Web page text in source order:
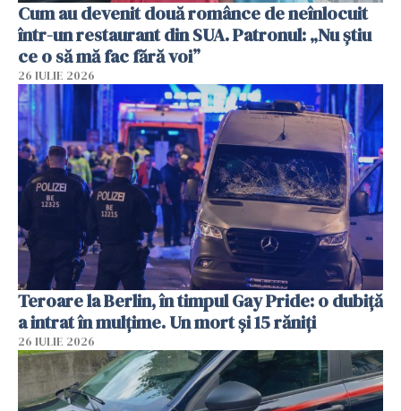
Cum au devenit două românce de neînlocuit
într-un restaurant din SUA. Patronul: „Nu știu
ce o să mă fac fără voi”
26 IULIE 2026
Teroare la Berlin, în timpul Gay Pride: o dubiță
a intrat în mulțime. Un mort și 15 răniți
26 IULIE 2026